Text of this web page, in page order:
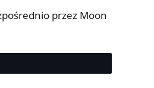
przez Moon